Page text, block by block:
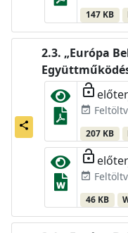
147 KB
share
„Európa
lock_open
event_available
207 KB
lock_open
event_available
46 KB